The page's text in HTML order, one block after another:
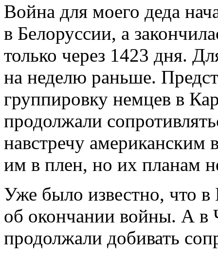
Война для моего деда
в Белоруссии, а
только через 1423 дня.
на неделю раньше.
группировку немцев в
продолжали
навстречу американским
им в плен, но их планам
Уже было известно, что в
об окончании войны. А в
продолжали добивать